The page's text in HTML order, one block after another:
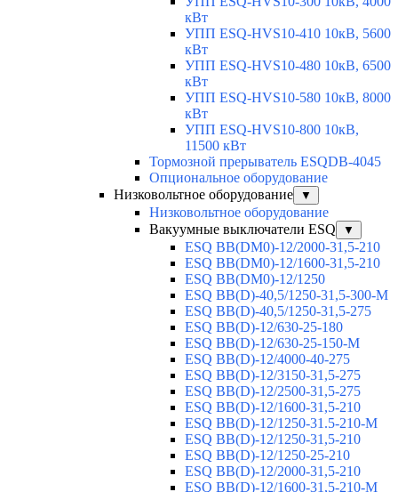
кВт
УПП ESQ-HVS10-410 10кВ, 5600
кВт
УПП ESQ-HVS10-480 10кВ, 6500
кВт
УПП ESQ-HVS10-580 10кВ, 8000
кВт
УПП ESQ-HVS10-800 10кВ,
11500 кВт
Тормозной прерыватель ESQDB-4045
Опциональное оборудование
Низковольтное оборудование
▼
Низковольтное оборудование
Вакуумные выключатели ESQ
▼
ESQ ВВ(DM0)-12/2000-31,5-210
ESQ ВВ(DM0)-12/1600-31,5-210
ESQ ВВ(DM0)-12/1250
ESQ ВВ(D)-40,5/1250-31,5-300-М
ESQ ВВ(D)-40,5/1250-31,5-275
ESQ ВВ(D)-12/630-25-180
ESQ ВВ(D)-12/630-25-150-М
ESQ ВВ(D)-12/4000-40-275
ESQ ВВ(D)-12/3150-31,5-275
ESQ ВВ(D)-12/2500-31,5-275
ESQ ВВ(D)-12/1600-31,5-210
ESQ ВВ(D)-12/1250-31.5-210-М
ESQ ВВ(D)-12/1250-31,5-210
ESQ ВВ(D)-12/1250-25-210
ESQ BB(D)-12/2000-31,5-210
ESQ BB(D)-12/1600-31,5-210-М